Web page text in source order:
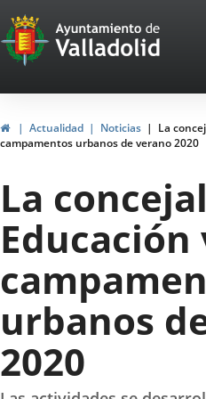
Portal
Web
del
de
Valladolid
InicioActualidad Noticias
La
campamentos urbanos de verano 2020
La
urbanos
2020